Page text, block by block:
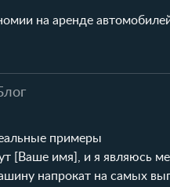
на аренде
примеры
[Ваше имя], и я являюсь
напрокат на самых